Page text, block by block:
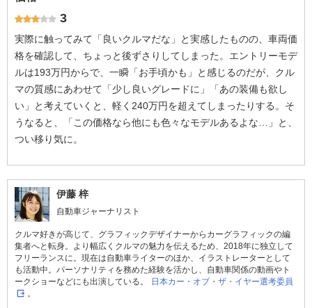
3
実際に触ってみて「良いクルマだな」と実感したものの、車両価
格を確認して、ちょっと後ずさりしてしまった。エントリーモデ
ルは193万円からで、一瞬「お手頃かも」と感じるのだが、クル
マの質感にあわせて「少し良いグレードに」「あの装備も欲し
い」と考えていくと、軽く240万円を超えてしまったりする。そ
うなると、「この価格なら他にも色々なモデルあるよな…」と、
つい移り気に。
伊藤 梓
自動車ジャーナリスト
クルマ好きが高じて、グラフィックデザイナーからカーグラフィックの編
集者へと転身。より幅広くクルマの魅力を伝えるため、2018年に独立して
フリーランスに。現在は自動車ライターのほか、イラストレーターとして
も活動中。パーソナリティを務めた経験を活かし、自動車関係の動画やト
ークショーなどにも出演している。
日本カー・オブ・ザ・イヤー選考委員
。